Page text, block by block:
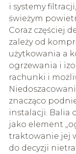
i systemy
świeżym
Coraz częściej
zależy od
użytkowania a
ogrzewania i
rachunki i
znacząco
instalacji. Balia
jako element
traktowanie jej
do decyzji